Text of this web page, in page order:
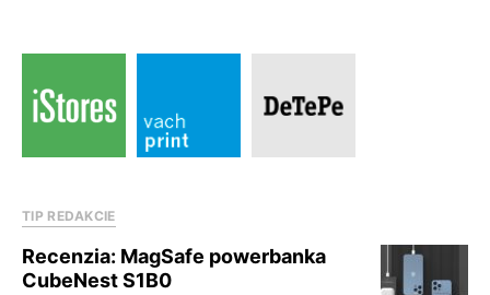
TIP REDAKCIE
Recenzia: MagSafe powerbanka
CubeNest S1B0